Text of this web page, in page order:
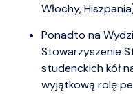
Włochy,
Ponadto na
Stowarzyszenie
studenckich kół
wyjątkową rolę